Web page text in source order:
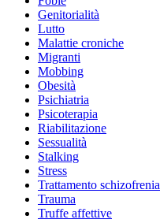
Genitorialità
Lutto
Malattie croniche
Migranti
Mobbing
Obesità
Psichiatria
Psicoterapia
Riabilitazione
Sessualità
Stalking
Stress
Trattamento schizofrenia
Trauma
Truffe affettive